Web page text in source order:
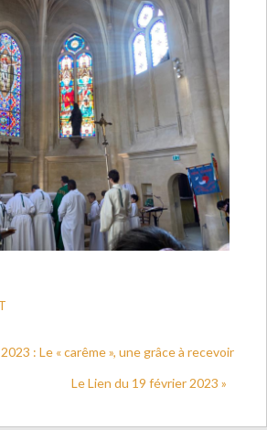
: Le « carême », une grâce à recevoir
Le Lien du 19 février 2023 »